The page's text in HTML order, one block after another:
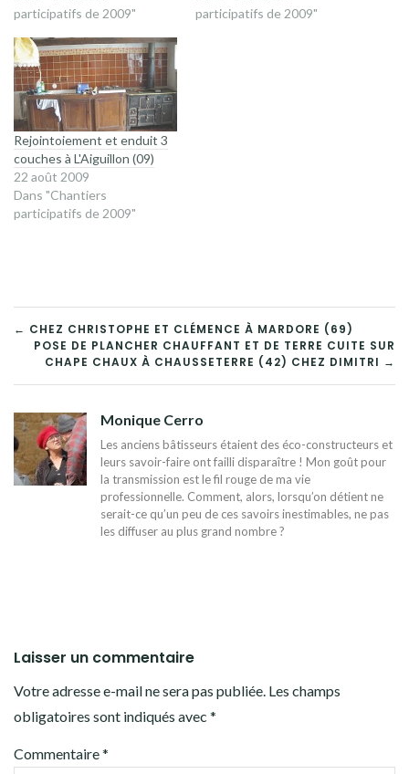
participatifs de 2009"
participatifs de 2009"
Rejointoiement et enduit 3
couches à L'Aiguillon (09)
22 août 2009
Dans "Chantiers
participatifs de 2009"
NAVIGATION
DE
L’ARTICLE
← CHEZ CHRISTOPHE ET CLÉMENCE À MARDORE (69)
POSE DE PLANCHER CHAUFFANT ET DE TERRE CUITE SUR
CHAPE CHAUX À CHAUSSETERRE (42) CHEZ DIMITRI →
Monique Cerro
Les anciens bâtisseurs étaient des éco-constructeurs et
leurs savoir-faire ont failli disparaître ! Mon goût pour
la transmission est le fil rouge de ma vie
professionnelle. Comment, alors, lorsqu’on détient ne
serait-ce qu’un peu de ces savoirs inestimables, ne pas
les diffuser au plus grand nombre ?
Laisser un commentaire
Votre adresse e-mail ne sera pas publiée. Les champs
obligatoires sont indiqués avec *
Commentaire*